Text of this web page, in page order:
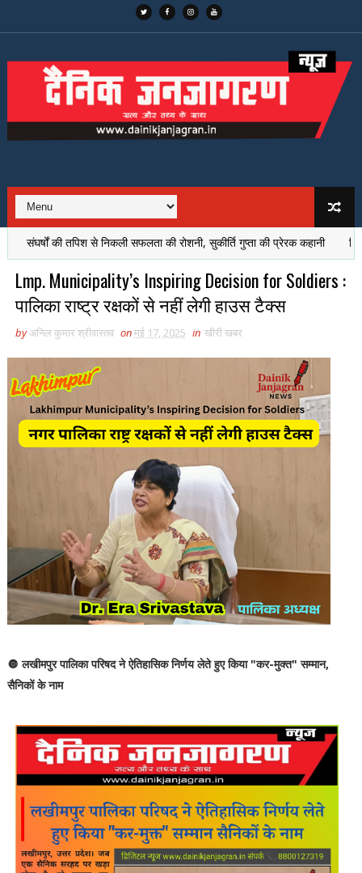
की तपिश से निकली सफलता की रोशनी, सुकीर्ति गुप्ता की प्रेरक कहानी डिजिटल
Lmp. Municipality’s Inspiring Decision for Soldiers :
पालिका राष्ट्र रक्षकों से नहीं लेगी हाउस टैक्स
byअनिल कुमार श्रीवास्तव onमई 17, 2025 in खीरी खबर
🔘 लखीमपुर पालिका परिषद ने ऐतिहासिक निर्णय लेते हुए किया "कर-मुक्त" सम्मान,
सैनिकों के नाम